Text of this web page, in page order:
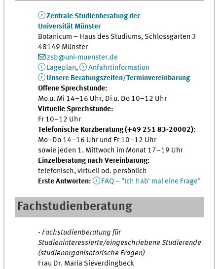
Zentrale Studienberatung der
Universität Münster
Botanicum – Haus des Studiums, Schlossgarten 3
48149 Münster
zsb@uni-muenster.de
Lageplan,
Anfahrtinformation
Unsere Beratungszeiten/Terminvereinbarung
Offene Sprechstunde:
Mo u. Mi 14–16 Uhr, Di u. Do 10–12 Uhr
Virtuelle Sprechstunde:
Fr 10–12 Uhr
Telefonische Kurzberatung (+49 251 83-20002):
Mo–Do 14–16 Uhr und Fr 10–12 Uhr
sowie jeden 1. Mittwoch im Monat 17–19 Uhr
Einzelberatung nach Vereinbarung:
telefonisch, virtuell od. persönlich
Erste Antworten:
FAQ – "Ich hab' mal eine Frage"
Fachstudienberatung
- Fachstudienberatung für
Studieninteressierte/eingeschriebene Studierende
(studienorganisatorische Fragen) -
Frau Dr. Maria Sieverdingbeck